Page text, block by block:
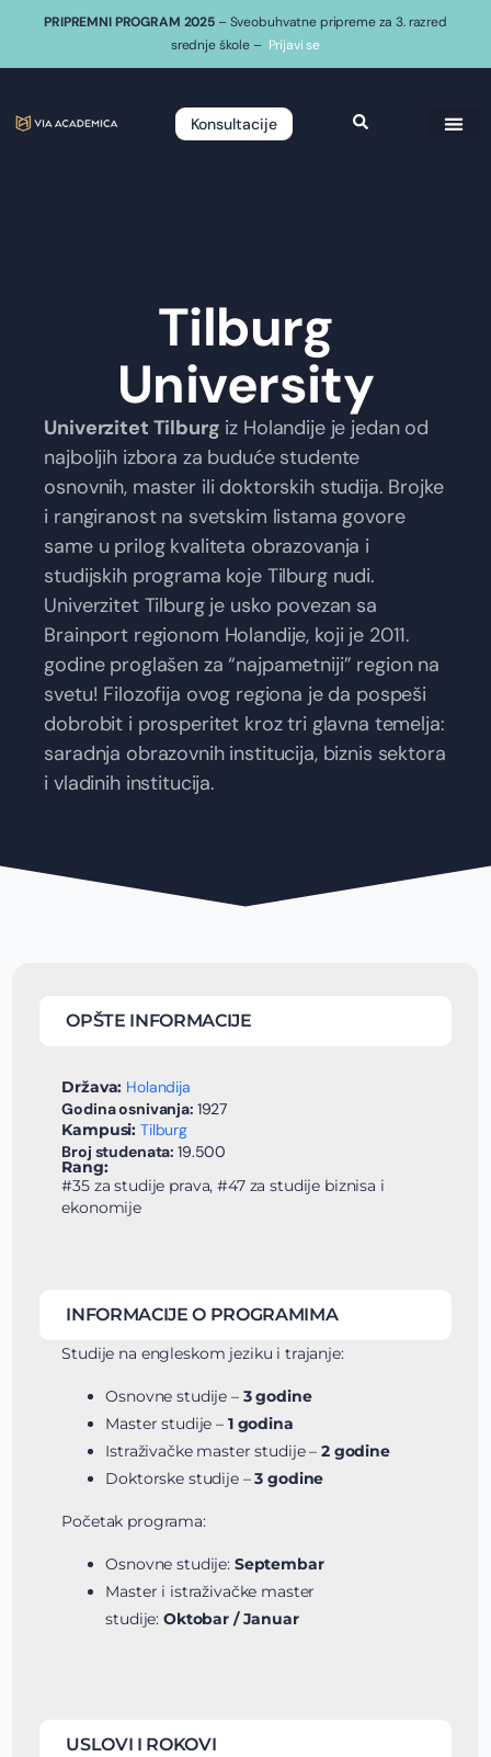
PRIPREMNI PROGRAM 2025 – Sveobuhvatne pripreme za 3. razred
srednje škole – Prijavi se
Konsultacije
Tilburg
University
Univerzitet Tilburg iz Holandije je jedan od
najboljih izbora za buduće studente
osnovnih, master ili doktorskih studija. Brojke
i rangiranost na svetskim listama govore
same u prilog kvaliteta obrazovanja i
studijskih programa koje Tilburg nudi.
Univerzitet Tilburg je usko povezan sa
Brainport regionom Holandije, koji je 2011.
godine proglašen za “najpametniji” region na
svetu! Filozofija ovog regiona je da pospeši
dobrobit i prosperitet kroz tri glavna temelja:
saradnja obrazovnih institucija, biznis sektora
i vladinih institucija.
OPŠTE INFORMACIJE
Država: Holandija
Godina osnivanja: 1927
Kampusi: Tilburg
Broj studenata: 19.500
Rang:
#35 za studije prava, #47 za studije biznisa i
ekonomije
INFORMACIJE O PROGRAMIMA
Studije na engleskom jeziku i trajanje:
Osnovne studije –3 godine
Master studije – 1 godina
Istraživačke master studije –2 godine
Doktorske studije –3 godine
Početak programa:
Osnovne studije: Septembar
Master i istraživačke master
studije: Oktobar / Januar
USLOVI I ROKOVI